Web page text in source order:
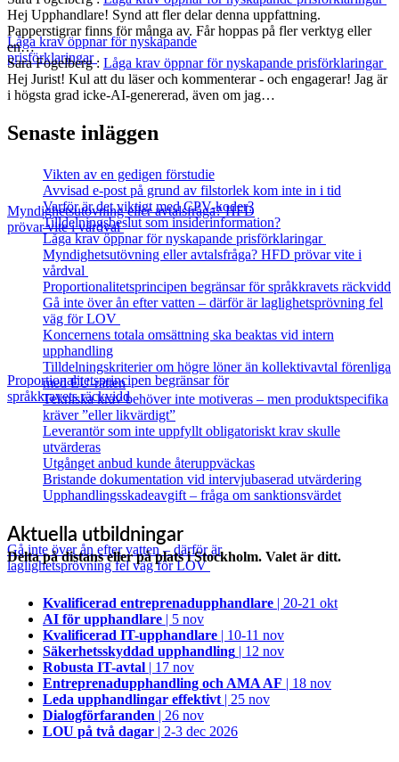
Låga krav öppnar för nyskapande
prisförklaringar
Myndighetsutövning eller avtalsfråga? HFD
prövar vite i vårdval
Proportionalitetsprincipen begränsar för
språkkravets räckvidd
Gå inte över ån efter vatten – därför är
laglighetsprövning fel väg för LOV
Hej Upphandlare! Synd att fler delar denna uppfattning.
Papperstigrar finns för många av. Får hoppas på fler verktyg eller
en…
Sara Fogelberg: Låga krav öppnar för nyskapande prisförklaringar
Hej Jurist! Kul att du läser och kommenterar - och engagerar! Jag är
i högsta grad icke-AI-genererad, även om jag…
Senaste inläggen
Vikten av en gedigen förstudie
Avvisad e-post på grund av filstorlek kom inte in i tid
Varför är det viktigt med CPV-koder?
Tilldelningsbeslut som insiderinformation?
Låga krav öppnar för nyskapande prisförklaringar
Myndighetsutövning eller avtalsfråga? HFD prövar vite i
vårdval
Proportionalitetsprincipen begränsar för språkkravets räckvidd
Gå inte över ån efter vatten – därför är laglighetsprövning fel
väg för LOV
Koncernens totala omsättning ska beaktas vid intern
upphandling
Tilldelningskriterier om högre löner än kollektivavtal förenliga
med EU‑rätten
Tekniska krav behöver inte motiveras – men produktspecifika
kräver ”eller likvärdigt”
Leverantör som inte uppfyllt obligatoriskt krav skulle
utvärderas
Utgånget anbud kunde återuppväckas
Bristande dokumentation vid intervjubaserad utvärdering
Upphandlingsskadeavgift – fråga om sanktionsvärdet
Aktuella utbildningar
Delta på distans eller på plats i Stockholm. Valet är ditt.
Kvalificerad entreprenad­upphandlare | 20-21 okt
AI för upphandlare | 5 nov
Kvalificerad IT-upphandlare | 10-11 nov
Säkerhetsskyddad upphandling | 12 nov
Robusta IT-avtal | 17 nov
Entreprenadupphandling och AMA AF | 18 nov
Leda upphandlingar effektivt | 25 nov
Dialogförfaranden | 26 nov
LOU på två dagar | 2-3 dec 2026